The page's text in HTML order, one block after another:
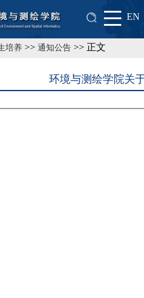
EN
培养 >> 通知公告 >> 正文
环境与测绘学院关